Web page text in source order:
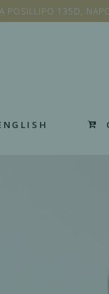
POSILLIPO 135D,